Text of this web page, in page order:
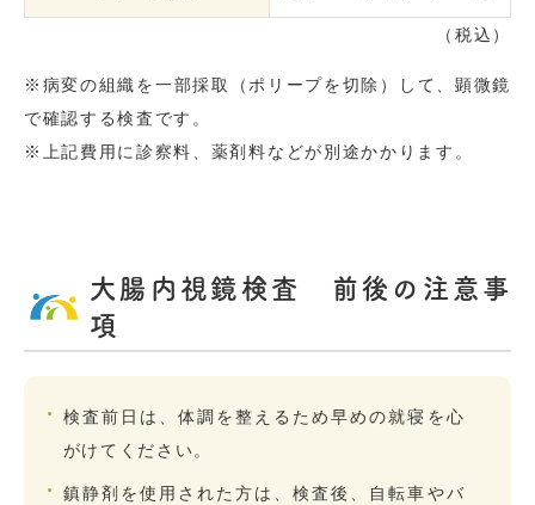
（税込）
※病変の組織を一部採取（ポリープを切除）して、顕微鏡
で確認する検査です。
※上記費用に診察料、薬剤料などが別途かかります。
大腸内視鏡検査 前後の注意事
項
検査前日は、体調を整えるため早めの就寝を心
がけてください。
鎮静剤を使用された方は、検査後、自転車やバ